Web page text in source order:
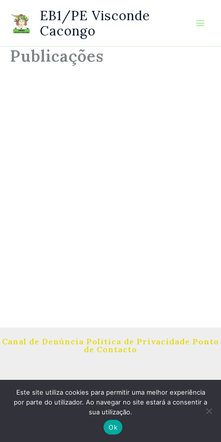
content
EB1/PE Visconde
Cacongo
Publicações
Canal de Denúncia Politica de Privacidade Ponto
de Contacto
Copyright © 2026 EB1/PE Visconde Cacongo |
Astra WordPress Theme
Este site utiliza cookies para permitir uma melhor experiência
por parte do utilizador. Ao navegar no site estará a consentir a
sua utilização.
Ok